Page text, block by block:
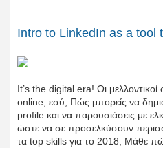
Intro to LinkedIn as a tool
It’s the digital era! Οι μελλοντικοί
online, εσύ; Πώς μπορείς να
profile και να παρουσιάσεις με
ώστε να σε προσελκύσουν
τα top skills για το 2018; Μάθε